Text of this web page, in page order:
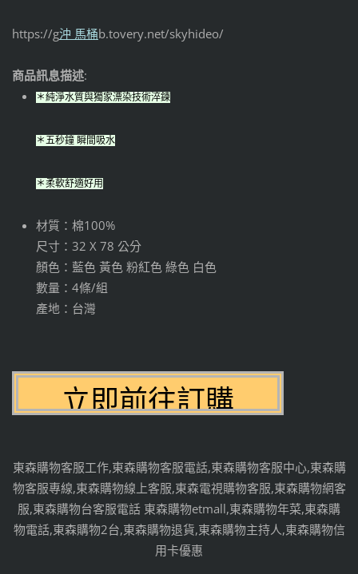
https://g沖 馬桶b.tovery.net/skyhideo/
商品訊息描述:
＊純淨水質與獨家漂染技術淬鍊
＊五秒鐘 瞬間吸水
＊柔軟舒適好用
材質：棉100%
尺寸：32 X 78 公分
顏色：藍色 黃色 粉紅色 綠色 白色
數量：4條/組
產地：台灣
東森購物客服工作,東森購物客服電話,東森購物客服中心,東森購
物客服專線,東森購物線上客服,東森電視購物客服,東森購物網客
服,東森購物台客服電話 東森購物etmall,東森購物年菜,東森購
物電話,東森購物2台,東森購物退貨,東森購物主持人,東森購物信
用卡優惠